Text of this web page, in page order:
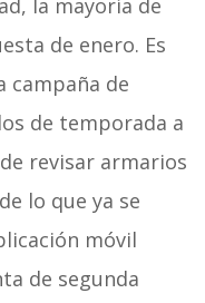
la mayoría de
de enero. Es
campaña de
de temporada a
revisar armarios
lo que ya se
móvil
de segunda